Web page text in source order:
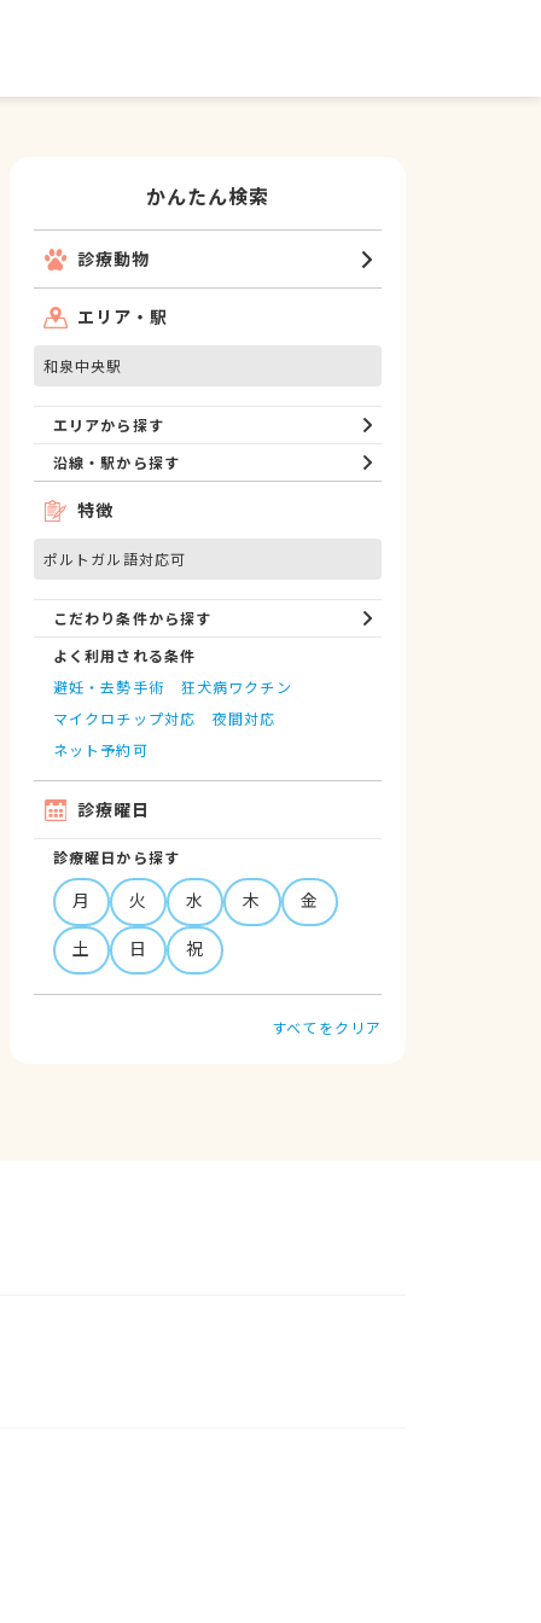
かんたん検索
診療動物
エリア・駅
和泉中央駅
エリアから探す
沿線・駅から探す
特徴
ポルトガル語対応可
こだわり条件から探す
よく利用される条件
避妊・去勢手術
狂犬病ワクチン
マイクロチップ対応
夜間対応
ネット予約可
診療曜日
診療曜日から探す
月 火 水 木
金
土
日 祝
すべてをクリア